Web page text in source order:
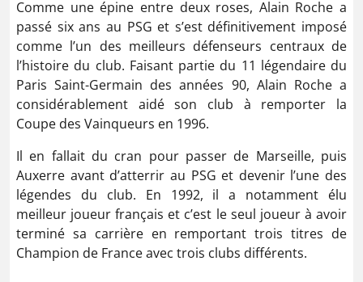
Comme une épine entre deux roses, Alain Roche a
passé six ans au PSG et s’est définitivement imposé
comme l’un des meilleurs défenseurs centraux de
l’histoire du club. Faisant partie du 11 légendaire du
Paris Saint-Germain des années 90, Alain Roche a
considérablement aidé son club à remporter la
Coupe des Vainqueurs en 1996.
Il en fallait du cran pour passer de Marseille, puis
Auxerre avant d’atterrir au PSG et devenir l’une des
légendes du club. En 1992, il a notamment élu
meilleur joueur français et c’est le seul joueur à avoir
terminé sa carrière en remportant trois titres de
Champion de France avec trois clubs différents.